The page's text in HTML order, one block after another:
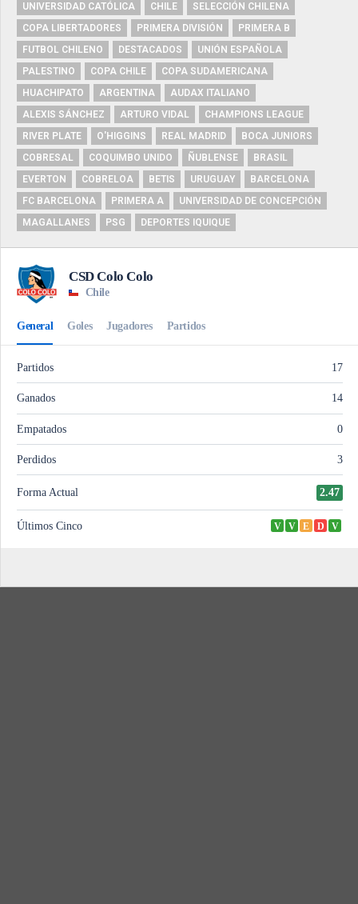
UNIVERSIDAD CATÓLICA
CHILE
SELECCIÓN CHILENA
COPA LIBERTADORES
PRIMERA DIVISIÓN
PRIMERA B
FUTBOL CHILENO
DESTACADOS
UNIÓN ESPAÑOLA
PALESTINO
COPA CHILE
COPA SUDAMERICANA
HUACHIPATO
ARGENTINA
AUDAX ITALIANO
ALEXIS SÁNCHEZ
ARTURO VIDAL
CHAMPIONS LEAGUE
RIVER PLATE
O'HIGGINS REAL MADRID
BOCA JUNIORS
COBRESAL
COQUIMBO UNIDO ÑUBLENSE
BRASIL
EVERTON
COBRELOA BETIS URUGUAY
BARCELONA
FC BARCELONA
PRIMERA A
UNIVERSIDAD DE CONCEPCIÓN
MAGALLANES
PSG DEPORTES IQUIQUE